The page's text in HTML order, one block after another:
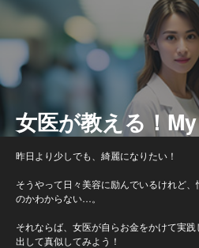
女医が教える！
昨日より少しでも、綺麗になりたい！
そうやって日々美容に励んでいるけれど
のかわからない…。
それならば、女医が自らお金をかけて実
出して真似してみよう！